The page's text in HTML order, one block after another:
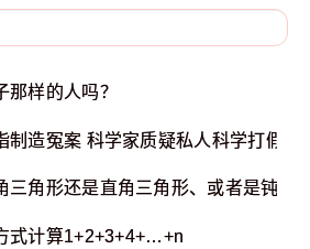
那样的人吗？
制造冤案 科学家质疑私人科学打假
三角形还是直角三角形、或者是钝角
式计算1+2+3+4+…+n